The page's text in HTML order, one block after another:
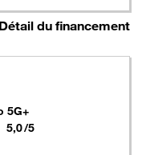
Détail du financement
5G+
Note
5,0/5